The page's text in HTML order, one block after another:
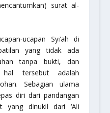
surat al-
ucapan Syi’ah di
yang tidak ada
tanpa bukti, dan
hal tersebut adalah
Sebagian ulama
diri dari pandangan
yang dinukil dari ‘Ali